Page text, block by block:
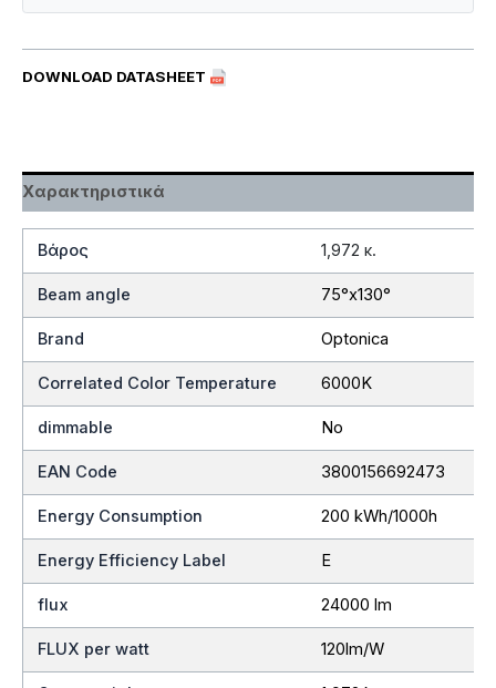
DOWNLOAD DATASHEET
Χαρακτηριστικά
Βάρος 1,972 κ.
Beam angle 75°x130°
Brand Optonica
Correlated Color Temperature 6000K
dimmable No
EAN Code 3800156692473
Energy Consumption 200 kWh/1000h
Energy Efficiency Label E
flux 24000 lm
FLUX per watt 120lm/W